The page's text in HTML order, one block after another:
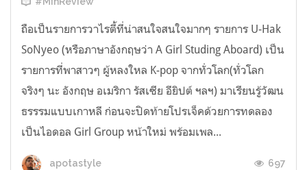
ถือเป็นรายการวาไรตี้ที่น่าสนใจสนใจมากๆ รายการ U-Hak
SoNyeo (หรือภาษาอังกฤษว่า A Girl Studing Aboard) เป็น
รายการที่พาสาวๆ ผู้หลงใหล K-pop จากทั่วโลก(ทั่วโลก
จริงๆ นะ อังกฤษ อเมริกา รัสเซีย อียิปต์ ฯลฯ) มาเรียนรู้วัฒน
ธรรรมแบบเกาหลี ก่อนจะปิดท้ายโปรเจ็คด้วยการทดลอง
เป็นไอดอล Girl Group หน้าใหม่ พร้อมเพล...
apotastyle 697